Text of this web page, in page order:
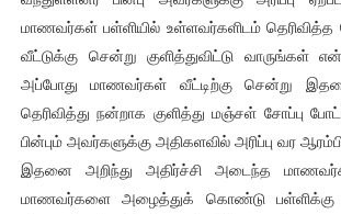
மாணவர்கள் பள்ளியில் உள்ளவர்களிடம்
வீட்டுக்கு சென்று குளித்துவிட்டு வாருங்கள்
அப்போது மாணவர்கள் வீட்டிற்கு சென்று
தெரிவித்து நன்றாக குளித்து மஞ்சள் சோப்பு
பின்பும் அவர்களுக்கு அதிகளவில் அரிப்பு வர
இதனை அறிந்து அதிர்ச்சி அடைந்த
மாணவர்களை அழைத்துக் கொண்டு பள்ளிக்கு